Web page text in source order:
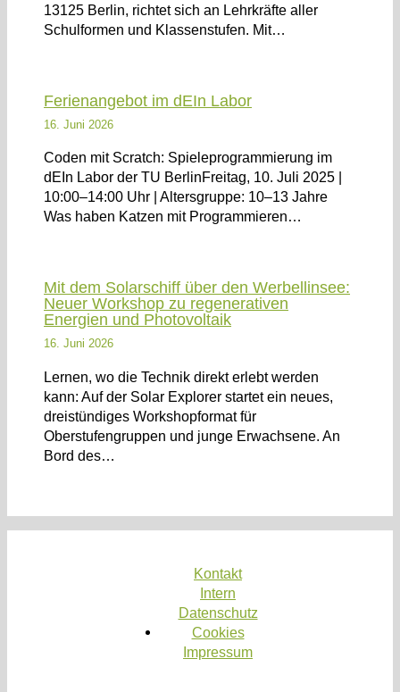
13125 Berlin, richtet sich an Lehrkräfte aller
Schulformen und Klassenstufen. Mit…
Ferienangebot im dEIn Labor
16. Juni 2026
Coden mit Scratch: Spieleprogrammierung im
dEIn Labor der TU BerlinFreitag, 10. Juli 2025 |
10:00–14:00 Uhr | Altersgruppe: 10–13 Jahre
Was haben Katzen mit Programmieren…
Mit dem Solarschiff über den Werbellinsee:
Neuer Workshop zu regenerativen
Energien und Photovoltaik
16. Juni 2026
Lernen, wo die Technik direkt erlebt werden
kann: Auf der Solar Explorer startet ein neues,
dreistündiges Workshopformat für
Oberstufengruppen und junge Erwachsene. An
Bord des…
Kontakt
Intern
Datenschutz
Cookies
Impressum